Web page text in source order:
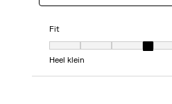
Fit
Fit, 4 van 7, waarbij 1 gelijk is aan
Heel klein